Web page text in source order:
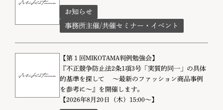
お知らせ
事務所主催/共催セミナー・イベント
【第１回MIKOTAMA判例勉強会】
『不正競争防止法2条1項3号「実質的同一」の具体
的基準を探して ～最新のファッション商品事例
を参考に～』を開催します。
【2026年8月20日（木）15:00～】